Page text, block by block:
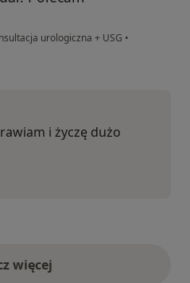
urologiczna + USG •
i życzę dużo
więcej
opinie powyżej